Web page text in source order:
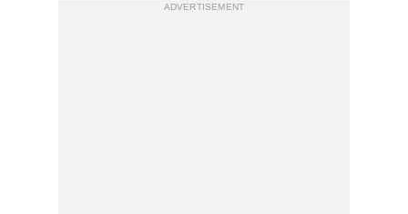
ADVERTISEMENT